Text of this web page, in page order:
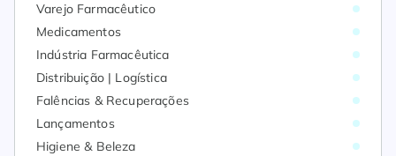
Varejo Farmacêutico
Medicamentos
Indústria Farmacêutica
Distribuição | Logística
Falências & Recuperações
Lançamentos
Higiene & Beleza